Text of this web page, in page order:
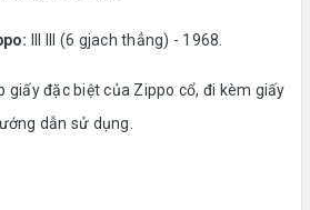
lll lll (6 gjach thẳng) - 1968.
giấy đặc biệt của Zippo cổ, đi kèm giấy
dẫn sử dụng.